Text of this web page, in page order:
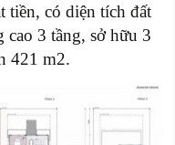
tiền, có diện tích đất
3 tầng, sở hữu 3
421 m2.